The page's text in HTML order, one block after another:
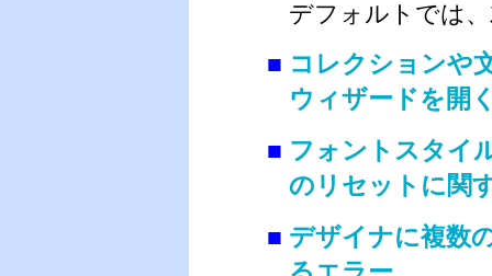
デフォルトでは
■ コレクションや
ウィザードを開
■ フォントスタイ
のリセットに関
■ デザイナに複数